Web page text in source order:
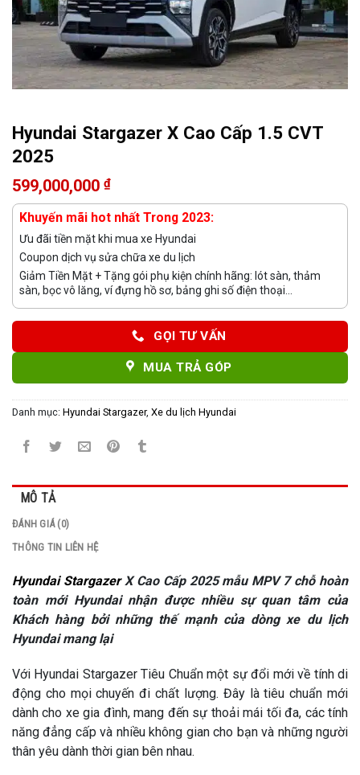
Hyundai Stargazer X Cao Cấp 1.5 CVT
2025
599,000,000 ₫
Khuyến mãi hot nhất Trong 2023:
Ưu đãi tiền mặt khi mua xe Hyundai
Coupon dịch vụ sửa chữa xe du lịch
Giảm Tiền Mặt + Tặng gói phụ kiện chính hãng: lót sàn, thảm
sàn, bọc vô lăng, ví đựng hồ sơ, bảng ghi số điện thoại...
GỌI TƯ VẤN
MUA TRẢ GÓP
Danh mục: Hyundai Stargazer, Xe du lịch Hyundai
MÔ TẢ
ĐÁNH GIÁ (0)
THÔNG TIN LIÊN HỆ
Hyundai StargazerX Cao Cấp 2025 mẫu MPV 7 chỗ hoàn
toàn mới Hyundai nhận được nhiều sự quan tâm của
Khách hàng bởi những thế mạnh của dòng xe du lịch
Hyundai mang lại
Với Hyundai Stargazer Tiêu Chuẩn một sự đổi mới về tính di
động cho mọi chuyến đi chất lượng. Đây là tiêu chuẩn mới
dành cho xe gia đình, mang đến sự thoải mái tối đa, các tính
năng đẳng cấp và nhiều không gian cho bạn và những người
thân yêu dành thời gian bên nhau.